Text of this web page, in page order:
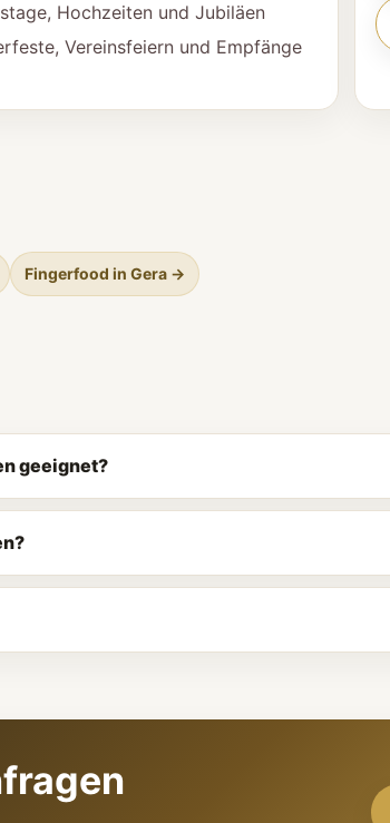
Hochzeiten und Jubiläen
Vereinsfeiern und Empfänge
Fingerfood in Gera →
geeignet?